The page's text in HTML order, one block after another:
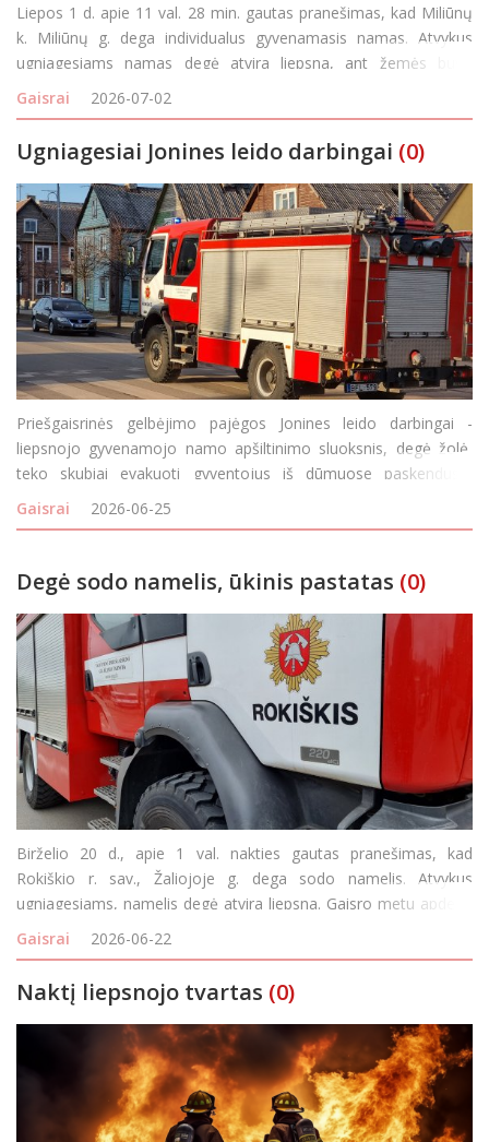
Liepos 1 d. apie 11 val. 28 min. gautas pranešimas, kad Miliūnų
k. Miliūnų g. dega individualus gyvenamasis namas. Atvykus
ugniagesiams namas degė atvira liepsna, ant žemės buvo
nukritę elektros laidai. Netoliese degusio namo ugniagesiai
pastebėjo vyrą, kuris apdegė rankas, tikino, kad name b
Gaisrai 2026-07-02
Ugniagesiai Jonines leido darbingai (0)
Priešgaisrinės gelbėjimo pajėgos Jonines leido darbingai -
liepsnojo gyvenamojo namo apšiltinimo sluoksnis, degė žolė,
teko skubiai evakuoti gyventojus iš dūmuose paskendusio
daugiabučio rūsio. Gaisrų virtinė prasidėjo birželio 23-osios
popietę. 15 val. 38 min. gautas pra
Gaisrai 2026-06-25
Degė sodo namelis, ūkinis pastatas (0)
Birželio 20 d., apie 1 val. nakties gautas pranešimas, kad
Rokiškio r. sav., Žaliojoje g. dega sodo namelis. Atvykus
ugniagesiams, namelis degė atvira liepsna. Gaisro metu apdegė
sienos ir lubos, kita pastato likusi dalis aprūko, išsilydė viduje
buvę namų apyvokos daiktai. Dūmų
Gaisrai 2026-06-22
Naktį liepsnojo tvartas (0)